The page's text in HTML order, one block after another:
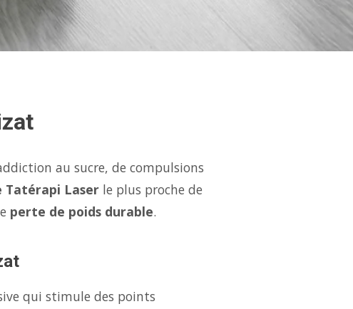
au sucre, de compulsions
Tatérapi Laser le plus proche de
perte de poids durable.
qui stimule des points